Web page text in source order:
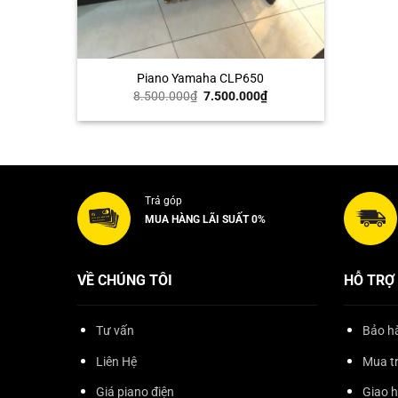
Piano Yamaha CLP650
8.500.000₫ Giá
là:
7.500.000₫Giá
hiện
tại
Trả góp
MUA HÀNG LÃI SUẤT 0%
VỀ CHÚNG TÔI
Tư vấn
Liên Hệ
Giá piano điện
HỖ
Bảo
Mua
Giao